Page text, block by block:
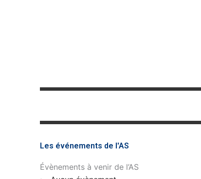
Les événements de l'AS
Évènements à venir de l’AS